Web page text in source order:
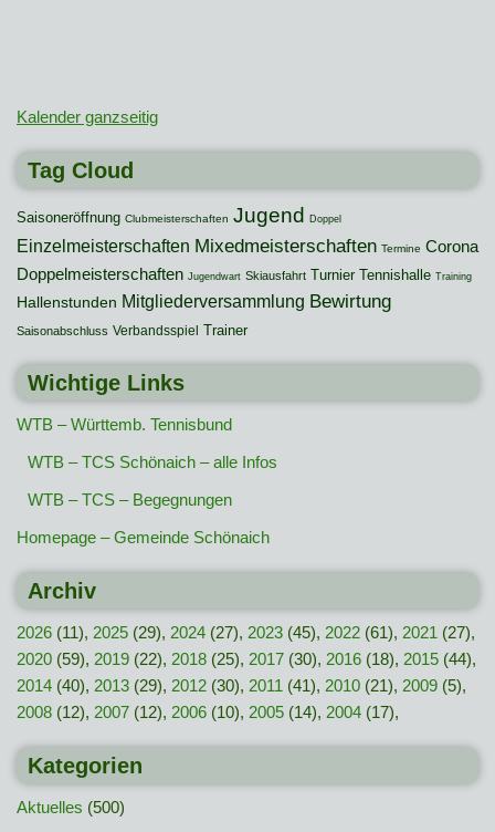
Kalender ganzseitig
Tag Cloud
Saisoneröffnung Clubmeisterschaften Jugend Doppel
Einzelmeisterschaften Mixedmeisterschaften Termine Corona
Doppelmeisterschaften Jugendwart Skiausfahrt Turnier Tennishalle Training
Hallenstunden Mitgliederversammlung Bewirtung
Saisonabschluss Verbandsspiel Trainer
Wichtige Links
WTB – Württemb. Tennisbund
WTB – TCS Schönaich – alle Infos
WTB – TCS – Begegnungen
Homepage – Gemeinde Schönaich
Archiv
2026 (11), 2025 (29), 2024 (27), 2023 (45), 2022 (61), 2021 (27),
2020 (59), 2019 (22), 2018 (25), 2017 (30), 2016 (18), 2015 (44),
2014 (40), 2013 (29), 2012 (30), 2011 (41), 2010 (21), 2009 (5),
2008 (12), 2007 (12), 2006 (10), 2005 (14), 2004 (17),
Kategorien
Aktuelles (500)